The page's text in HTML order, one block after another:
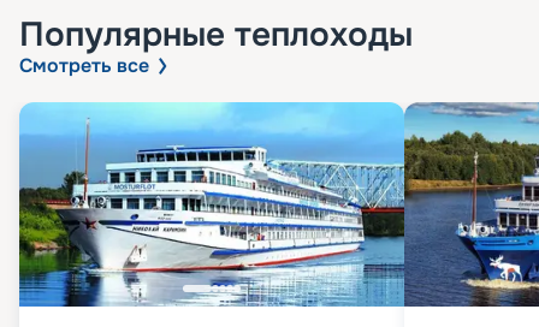
Популярные теплоходы
Смотреть все